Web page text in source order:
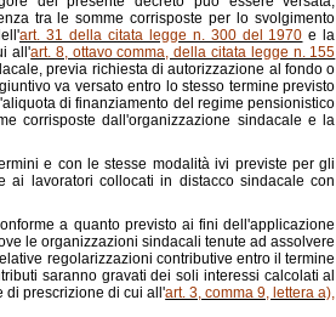
tra le somme corrisposte per lo svolgimento
art. 31 della citata legge n. 300 del 1970 e la
all'art. 8, ottavo comma, della citata legge n. 155
previa richiesta di autorizzazione al fondo o
va versato entro lo stesso termine previsto
di finanziamento del regime pensionistico
corrisposte dall'organizzazione sindacale e la
e con le stesse modalità ivi previste per gli
ai lavoratori collocati in distacco sindacale con
a quanto previsto ai fini dell'applicazione
le organizzazioni sindacali tenute ad assolvere
regolarizzazioni contributive entro il termine
saranno gravati dei soli interessi calcolati al
di prescrizione di cui all'art. 3, comma 9, lettera a),